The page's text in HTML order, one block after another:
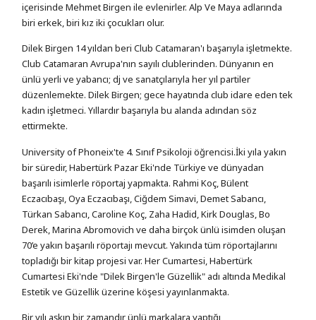
içerisinde Mehmet Birgen ile evlenirler. Alp Ve Maya adlarında
biri erkek, biri kız iki çocukları olur.
Dilek Birgen 14 yıldan beri Club Catamaran'ı başarıyla işletmekte.
Club Catamaran Avrupa'nın sayılı clublerinden. Dünyanın en
ünlü yerli ve yabancı; dj ve sanatçılarıyla her yıl partiler
düzenlemekte. Dilek Birgen; gece hayatında club idare eden tek
kadın işletmeci. Yıllardır başarıyla bu alanda adından söz
ettirmekte.
University of Phoneix'te 4. Sınıf Psikoloji öğrencisi.İki yıla yakın
bir süredir, Habertürk Pazar Eki'nde Türkiye ve dünyadan
başarılı isimlerle röportaj yapmakta. Rahmi Koç, Bülent
Eczacıbaşı, Oya Eczacıbaşı, Ciğdem Simavi, Demet Sabancı,
Türkan Sabancı, Caroline Koç, Zaha Hadid, Kirk Douglas, Bo
Derek, Marina Abromovich ve daha birçok ünlü isimden oluşan
70’e yakın başarılı röportajı mevcut. Yakında tüm röportajlarını
topladığı bir kitap projesi var. Her Cumartesi, Habertürk
Cumartesi Eki'nde "Dilek Birgen'le Güzellik" adı altında Medikal
Estetik ve Güzellik üzerine köşesi yayınlanmakta.
Bir yılı aşkın bir zamandır ünlü markalara yaptığı